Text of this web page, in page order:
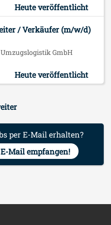
Heute veröffentlicht
/ Verkäufer (m/w/d)
GmbH
Heute veröffentlicht
per E-Mail erhalten?
Mail empfangen!